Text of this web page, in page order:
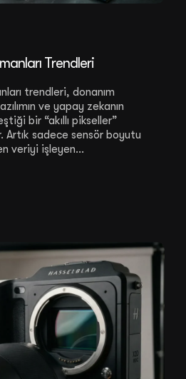
Trendleri
trendleri, donanım
ve yapay zekanın
bir “akıllı pikseller”
sadece sensör boyutu
veriyi işleyen...